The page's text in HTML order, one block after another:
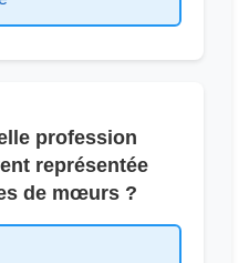
profession
représentée
de mœurs ?